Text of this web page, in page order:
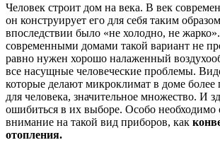
Человек строит дом на века. В век
он конструирует его для себя таким
впоследствии было «не холодно, не
современными домами такой вариант не
равно нужен хорошо налаженный
все насущные человеческие проблемы.
которые делают микроклимат в доме более
для человека, значительное множество. И
ошибиться в их выборе. Особо необходимо
внимание на такой вид приборов, как
отопления.